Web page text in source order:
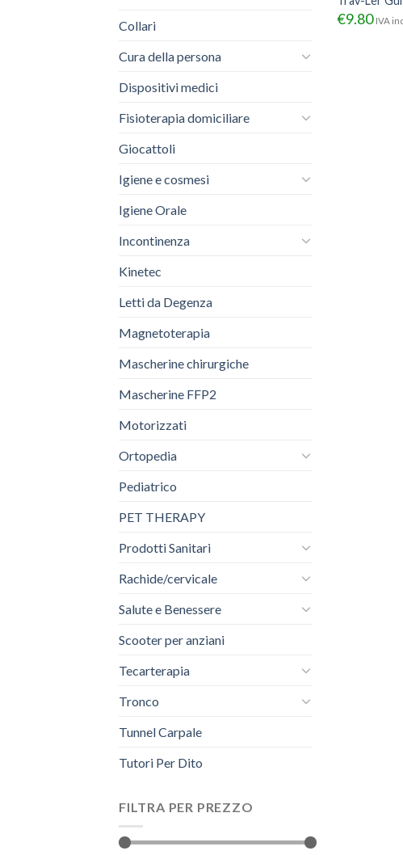
Collari
Cura della persona
Dispositivi medici
Fisioterapia domiciliare
Giocattoli
Igiene e cosmesi
Igiene Orale
Incontinenza
Kinetec
Letti da Degenza
Magnetoterapia
Mascherine chirurgiche
Mascherine FFP2
Motorizzati
Ortopedia
Pediatrico
PET THERAPY
Prodotti Sanitari
Rachide/cervicale
Salute e Benessere
Scooter per anziani
Tecarterapia
Tronco
Tunnel Carpale
Tutori Per Dito
FILTRA PER PREZZO
€9.80 IVA